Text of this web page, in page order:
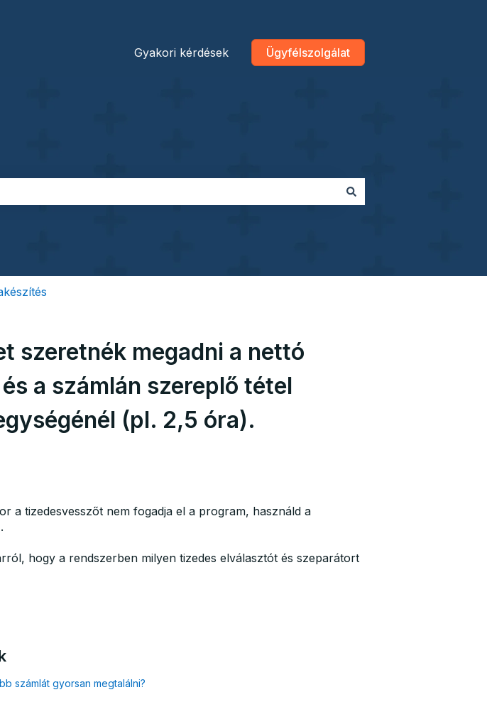
Gyakori kérdések Ügyfélszolgálat
szeretnék megadni a nettó
a számlán szereplő tétel
(pl. 2,5 óra).
a tizedesvesszőt nem fogadja el a program, használd a
.
hogy a rendszerben milyen tizedes elválasztót és szeparátort
számlát gyorsan megtalálni?